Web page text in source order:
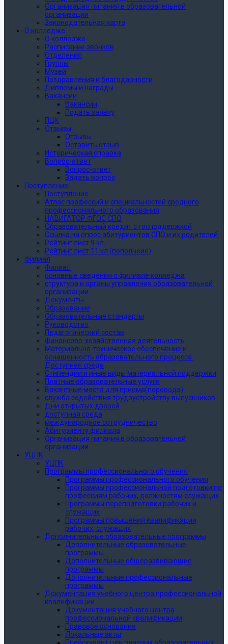
Организация питания в образовательной
организации
Законодательная карта
О колледже
О колледже
Расписание звонков
Отделения
Группы
Музей
Поздравления и благодарности
Дипломы и награды
Вакансии
Вакансии
Подать заявку
ПЦК
Отзывы
Отзывы
Оставить отзыв
Историческая справка
Вопрос-ответ
Вопрос-ответ
Задать вопрос
Поступление
Поступление
Атлас профессий и специальностей среднего
профессионального образования
НАВИГАТОР ФГОС СПО
Образовательный кредит с господдержкой
Ссылка на опрос абитуриентов СПО и их родителей
Рейтинг лист 9 кл.
Рейтинг лист 11 кл (пополнеие)
Филиал
Филиал
основные сведения о филиале колледжа
структура и органы управления образовательной
организации
Документы
Образование
Образовательные стандарты
Руководство
Педагогический состав
Финансово-хозяйственная деятельность
Материально-техническое обеспечение и
оснащенность образовательного процесса.
Доступная среда
Стипендии и иные виды материальной поддержки
Платные образовательные услуги
Вакантные места для приема(перевода)
служба содействия трудоустройству выпускников
Дни открытых дверей
доступная среда
международное сотрудничество
Абитуриенту филиала
Организация питания в образовательной
организации
УЦПК
УЦПК
Программы профессионального обучения
Программы профессионального обучения
Программы профессиональной подготовки по
профессиям рабочих, должностям служащих
Программы переподготовки рабочих и
служащих
Программы повышения квалификации
рабочих, служащих
Дополнительные образовательные программы
Дополнительные образовательные
программы
Дополнительные общеразвивающие
программы
Дополнительные профессиональные
программы
Документация учебного центра профессиональной
квалификации
Документация учебного центра
профессиональной квалификации
Правовое основание
Локальные акты